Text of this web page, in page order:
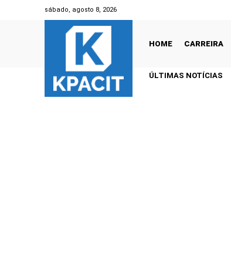
sábado, agosto 8, 2026
HOME CARREIRA
ÚLTIMAS NOTÍCIAS